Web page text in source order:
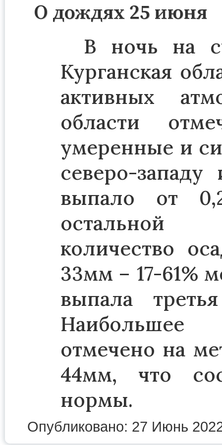
О дождях 25 июня
В ночь на
Курганская
активных
области
умеренные и
северо-
выпало от
остальной
количество
33мм – 17-61%
выпала
Наибольшее
отмечено на
44мм, что
нормы.
Опубликовано: 27 Июнь